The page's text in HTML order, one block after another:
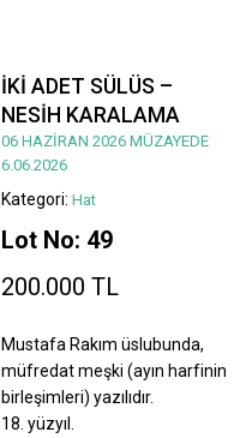
İKİ ADET SÜLÜS –
NESİH KARALAMA
06 HAZİRAN 2026 MÜZAYEDE
6.06.2026
Kategori: Hat
Lot No: 49
200.000 TL
Mustafa Rakım üslubunda,
müfredat meşki (ayın harfinin
birleşimleri) yazılıdır.
18. yüzyıl.